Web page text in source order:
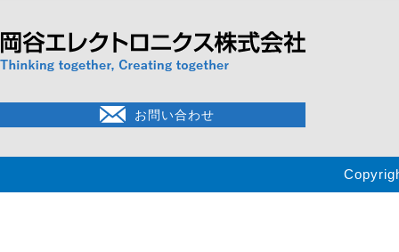
お問い合わせ